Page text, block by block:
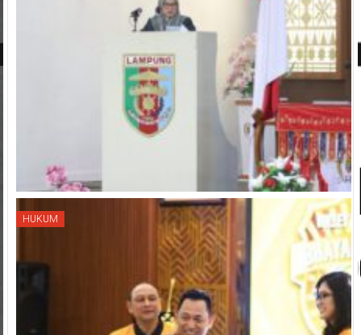
HUKUM